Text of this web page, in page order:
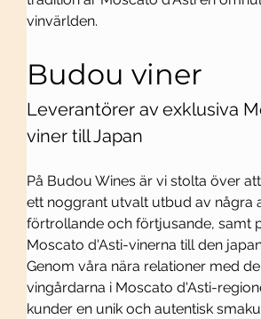
vinvärlden.
Budou viner
Leverantörer av exklusiva
viner till Japan
På Budou Wines är vi stolta över
ett noggrant utvalt utbud av några
förtrollande och förtjusande, samt
Moscato d'Asti-vinerna till den
Genom våra nära relationer med
vingårdarna i Moscato d'Asti-
kunder en unik och autentisk